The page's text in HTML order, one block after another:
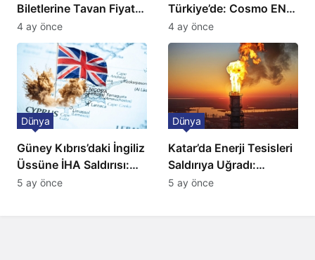
Biletlerine Tavan Fiyat:
Ulaşımda Yeni
Düzenleme
4 ay önce
Türkiye’de: Cosmo EN
ve BBC Player yayında
4 ay önce
Güney Kıbrıs’daki İngiliz
Üssüne İHA Saldırısı:
Patlama, Sirenler ve
Dünya
5 ay önce
Katar’da Enerji Tesisleri
Saldırıya Uğradı:
Avrupa’da Doğalgaz
Dünya
5 ay önce